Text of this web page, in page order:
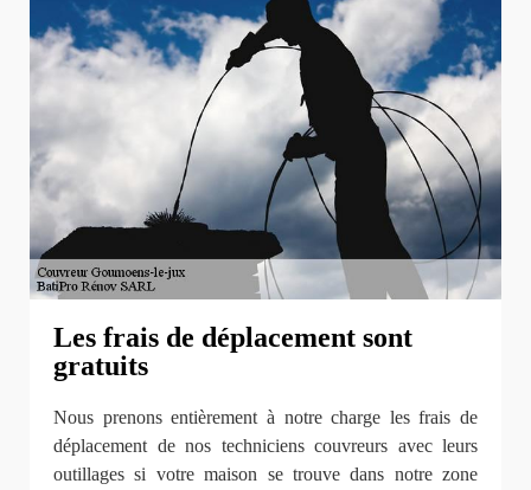
Les frais de déplacement sont
gratuits
Nous prenons entièrement à notre charge les frais de
déplacement de nos techniciens couvreurs avec leurs
outillages si votre maison se trouve dans notre zone